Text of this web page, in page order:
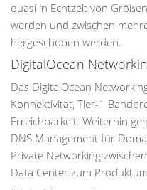
quasi in Echtzeit von
werden und zwischen
hergeschoben werden.
DigitalOcean
Das DigitalOcean
Konnektivität, Tier-1
Erreichbarkeit. Weiterhin
DNS Management für
Private Networking
Data Center zum